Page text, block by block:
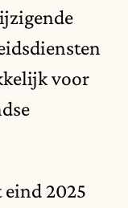
voor
2025